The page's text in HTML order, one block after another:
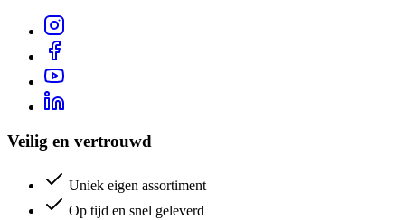
Veilig en vertrouwd
Uniek eigen assortiment
Op tijd en snel geleverd